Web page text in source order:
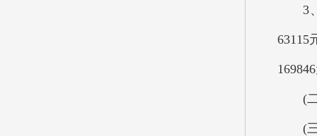
3、
63115
(二
(三